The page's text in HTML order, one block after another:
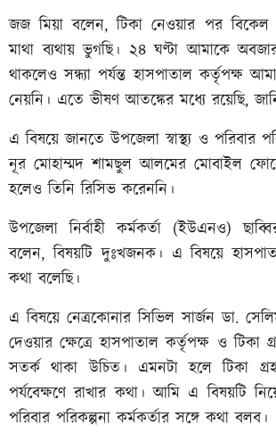
জজ মিয়া বলেন, টিকা নেওয়ার পর
মাথা ব্যথায় ভুগছি। ২৪ ঘণ্টা আমাকে
থাকলেও সন্ধ্যা পর্যন্ত হাসপাতাল কর্তৃপক্ষ
নেয়নি। এতে ভীষণ আতঙ্কের মধ্যে রয়েছি,
এ বিষয়ে জানতে উপজেলা স্বাস্থ্য ও পরিবার
নূর মোহাম্মদ শামছুল আলমের মোবাইল
হলেও তিনি রিসিভ করেননি।
উপজেলা নির্বাহী কর্মকর্তা (ইউএনও)
বলেন, বিষয়টি দুঃখজনক। এ বিষয়ে
কথা বলেছি।
এ বিষয়ে নেত্রকোনার সিভিল সার্জন ডা.
দেওয়ার ক্ষেত্রে হাসপাতাল কর্তৃপক্ষ ও টিকা
সতর্ক থাকা উচিত। এমনটা হলে টিকা
পর্যবেক্ষণে রাখার কথা। আমি এ বিষয়টি
পরিবার পরিকল্পনা কর্মকর্তার সঙ্গে কথা বলব।